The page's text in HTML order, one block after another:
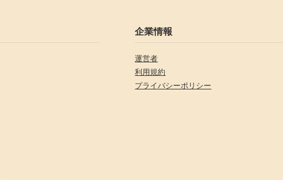
企業情報
運営者
利用規約
プライバシーポリシー